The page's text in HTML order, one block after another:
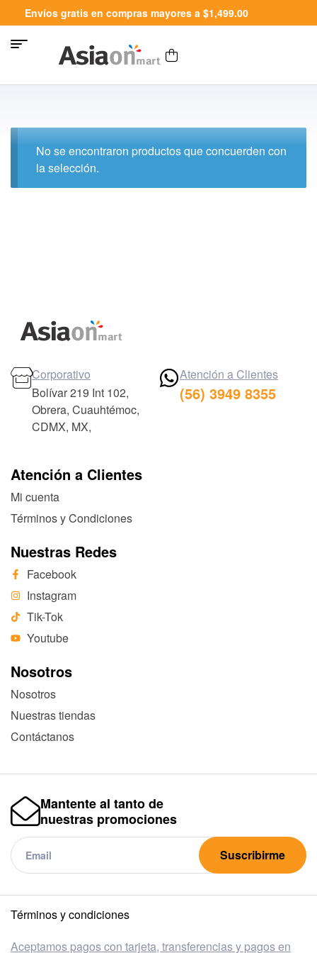
Envíos gratis en compras mayores a $1,499.00
No se encontraron productos que concuerden con
la selección.
Atención a Clientes
Mi cuenta
Términos y Condiciones
Nuestras Redes
Facebook
Instagram
Tik-Tok
Youtube
Nosotros
Nosotros
Nuestras tiendas
Contáctanos
Corporativo
Bolívar 219 Int 102,
Obrera, Cuauhtémoc,
CDMX, MX,
Atención a Clientes
(56) 3949 8355
Mantente al tanto de
nuestras promociones
Suscribirme
Términos y condiciones
Aceptamos pagos con tarjeta, transferencias y pagos en